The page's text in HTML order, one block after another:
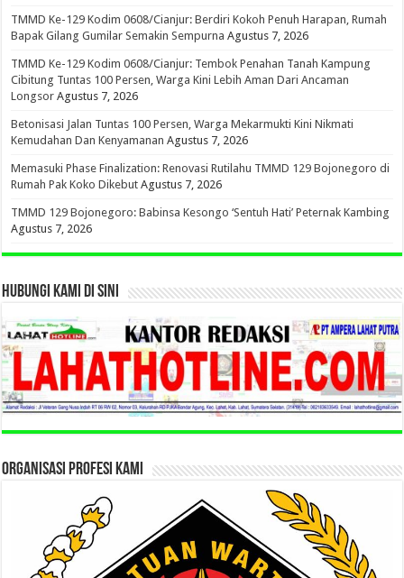
TMMD Ke-129 Kodim 0608/Cianjur: Berdiri Kokoh Penuh Harapan, Rumah
Bapak Gilang Gumilar Semakin Sempurna Agustus 7, 2026
TMMD Ke-129 Kodim 0608/Cianjur: Tembok Penahan Tanah Kampung
Cibitung Tuntas 100 Persen, Warga Kini Lebih Aman Dari Ancaman
Longsor Agustus 7, 2026
Betonisasi Jalan Tuntas 100 Persen, Warga Mekarmukti Kini Nikmati
Kemudahan Dan Kenyamanan Agustus 7, 2026
Memasuki Phase Finalization: Renovasi Rutilahu TMMD 129 Bojonegoro di
Rumah Pak Koko Dikebut Agustus 7, 2026
TMMD 129 Bojonegoro: Babinsa Kesongo ‘Sentuh Hati’ Peternak Kambing
Agustus 7, 2026
HUBUNGI KAMI DI SINI
ORGANISASI PROFESI KAMI